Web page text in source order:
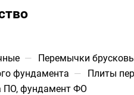
— Перемычки
фундамента —
Плиты
ПО, фундамент ФО